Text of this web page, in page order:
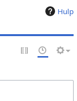
Hulp